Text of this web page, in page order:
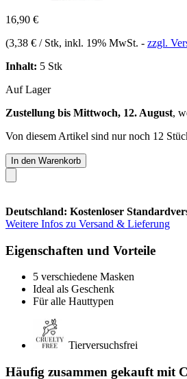
16,90 €
(3,38 € / Stk, inkl. 19% MwSt. - zzgl.
Inhalt: 5 Stk
Auf Lager
Zustellung bis Mittwoch, 12. August,
Von diesem Artikel sind nur noch 12
In den Warenkorb
Deutschland: Kostenloser
Weitere Infos zu Versand & Lieferung
Eigenschaften und Vorteile
5 verschiedene Masken
Ideal als Geschenk
Für alle Hauttypen
Tierversuchsfrei
Häufig zusammen gekauft mit